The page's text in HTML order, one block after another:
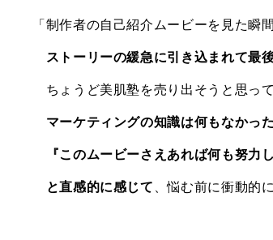
「制作者の自己紹介ムービーを見た瞬間
ストーリーの緩急に引き込まれて最
ちょうど美肌塾を売り出そうと思って
マーケティングの知識は何もなかった
『このムービーさえあれば何も努力
と直感的に感じて、悩む前に衝動的